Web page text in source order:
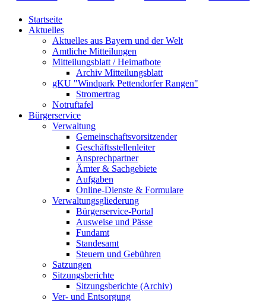
Startseite
Aktuelles
Aktuelles aus Bayern und der Welt
Amtliche Mitteilungen
Mitteilungsblatt / Heimatbote
Archiv Mitteilungsblatt
gKU "Windpark Pettendorfer Rangen"
Stromertrag
Notruftafel
Bürgerservice
Verwaltung
Gemeinschaftsvorsitzender
Geschäftsstellenleiter
Ansprechpartner
Ämter & Sachgebiete
Aufgaben
Online-Dienste & Formulare
Verwaltungsgliederung
Bürgerservice-Portal
Ausweise und Pässe
Fundamt
Standesamt
Steuern und Gebühren
Satzungen
Sitzungsberichte
Sitzungsberichte (Archiv)
Ver- und Entsorgung